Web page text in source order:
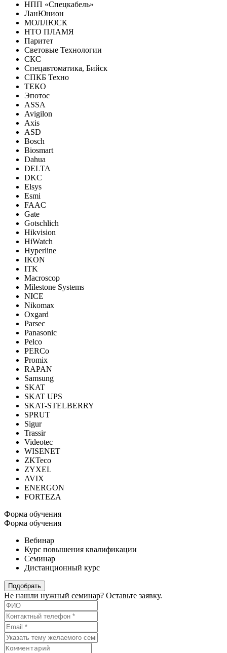
НПП «Спецкабель»
ЛанЮнион
МОЛЛЮСК
НТО ПЛАМЯ
Паритет
Световые Технологии
СКС
Спецавтоматика, Бийск
СПКБ Техно
ТЕКО
Эпотос
ASSA
Avigilon
Axis
ASD
Bosch
Biosmart
Dahua
DELTA
DKC
Elsys
Esmi
FAAC
Gate
Gotschlich
Hikvision
HiWatch
Hyperline
IKON
ITK
Macroscop
Milestone Systems
NICE
Nikomax
Oxgard
Parsec
Panasonic
Pelco
PERCo
Promix
RAPAN
Samsung
SKAT
SKAT UPS
SKAT-STELBERRY
SPRUT
Sigur
Trassir
Videotec
WISENET
ZKTeco
ZYXEL
AVIX
ENERGON
FORTEZA
Форма обучения
Форма обучения
Вебинар
Курс повышения квалификации
Семинар
Дистанционный курс
Подобрать
Не нашли нужный семинар? Оставьте заявку.